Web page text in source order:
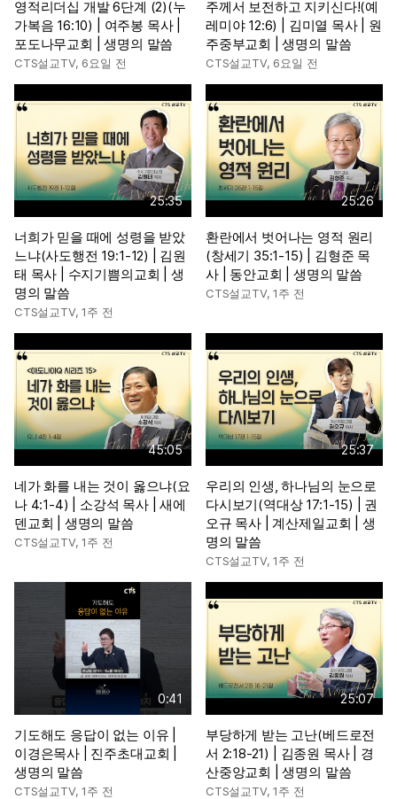
영적리더십 개발 6단계 (2)(누
가복음 16:10) | 여주봉 목사 |
포도나무교회 | 생명의 말씀
CTS설교TV, 6요일 전
주께서 보전하고 지키신다!(예
레미야 12:6) | 김미열 목사 | 원
주중부교회 | 생명의 말씀
CTS설교TV, 6요일 전
25:35
너희가 믿을 때에 성령을 받았
느냐(사도행전 19:1-12) | 김원
태 목사 | 수지기쁨의교회 | 생
명의 말씀
CTS설교TV,1주 전
25:26
환란에서 벗어나는 영적 원리
(창세기 35:1-15) | 김형준 목
사 | 동안교회 | 생명의 말씀
CTS설교TV,1주 전
45:05
네가 화를 내는 것이 옳으냐(요
나 4:1-4) | 소강석 목사 | 새에
덴교회 | 생명의 말씀
CTS설교TV,1주 전
25:37
우리의 인생, 하나님의 눈으로
다시보기(역대상 17:1-15) | 권
오규 목사 | 계산제일교회 | 생
명의 말씀
CTS설교TV,1주 전
0:41
기도해도 응답이 없는 이유 |
이경은목사 | 진주초대교회 |
생명의 말씀
CTS설교TV,1주 전
25:07
부당하게 받는 고난(베드로전
서 2:18-21) | 김종원 목사 | 경
산중앙교회 | 생명의 말씀
CTS설교TV,1주 전